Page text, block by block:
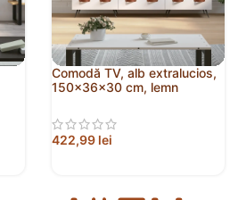
Comodă TV, alb extralucios,
150x36x30 cm, lemn
422,99 lei